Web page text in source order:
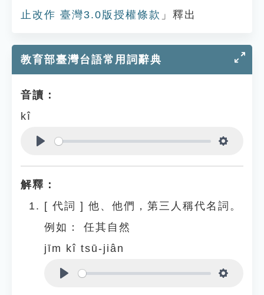
止改作 臺灣3.0版授權條款 」釋出
教育部臺灣台語常用詞辭典
音讀：
kî
解釋：
[ 代詞 ] 他、他們，第三人稱代名詞。
例如：
任其自然
jīm kî tsū-jiân